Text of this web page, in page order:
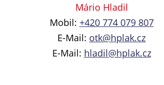
Mário Hladil
Mobil: +420 774 079 807
E-Mail: otk@hplak.cz
E-Mail: hladil@hplak.cz